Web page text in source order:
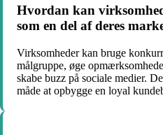
Hvordan kan
som en del af deres
Virksomheder kan bruge
målgruppe, øge
skabe buzz på sociale medier.
måde at opbygge en loyal